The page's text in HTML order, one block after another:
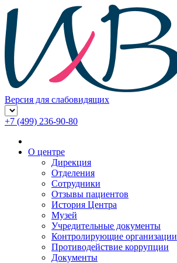
Версия для слабовидящих
+7 (499) 236-90-80
О центре
Дирекция
Отделения
Сотрудники
Отзывы пациентов
История Центра
Музей
Учредительные документы
Контролирующие организации
Противодействие коррупции
Документы